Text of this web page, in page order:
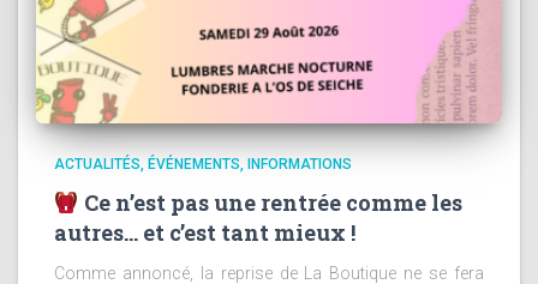
ACTUALITÉS ÉVÉNEMENTS INFORMATIONS
Ce n’est pas une rentrée comme les
autres… et c’est tant mieux !
Comme annoncé, la reprise de La Boutique ne se fera